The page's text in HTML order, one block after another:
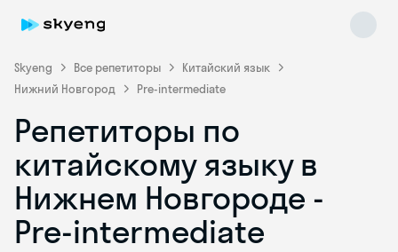
Skyeng Все репетиторы
Китайский язык
Нижний Новгород
Pre-intermediate
Репетиторы по
китайскому языку в
Нижнем Новгороде -
Pre-intermediate
Skyeng Chat